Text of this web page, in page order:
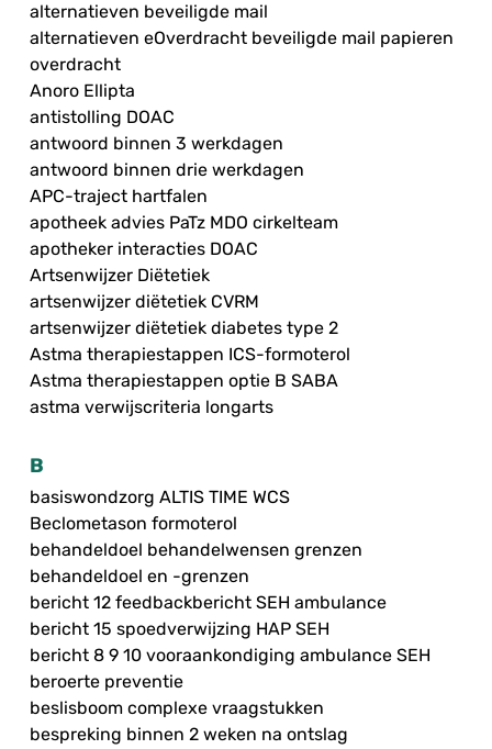
alternatieven beveiligde mail
alternatieven eOverdracht beveiligde mail papieren
overdracht
Anoro Ellipta
antistolling DOAC
antwoord binnen 3 werkdagen
antwoord binnen drie werkdagen
APC-traject hartfalen
apotheek advies PaTz MDO cirkelteam
apotheker interacties DOAC
Artsenwijzer Diëtetiek
artsenwijzer diëtetiek CVRM
artsenwijzer diëtetiek diabetes type 2
Astma therapiestappen ICS-formoterol
Astma therapiestappen optie B SABA
astma verwijscriteria longarts
B
basiswondzorg ALTIS TIME WCS
Beclometason formoterol
behandeldoel behandelwensen grenzen
behandeldoel en -grenzen
bericht 12 feedbackbericht SEH ambulance
bericht 15 spoedverwijzing HAP SEH
bericht 8 9 10 vooraankondiging ambulance SEH
beroerte preventie
beslisboom complexe vraagstukken
bespreking binnen 2 weken na ontslag